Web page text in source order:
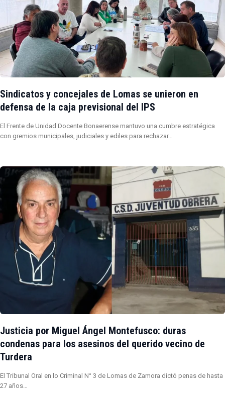
Sindicatos y concejales de Lomas se unieron en
defensa de la caja previsional del IPS
El Frente de Unidad Docente Bonaerense mantuvo una cumbre estratégica
con gremios municipales, judiciales y ediles para rechazar…
Justicia por Miguel Ángel Montefusco: duras
condenas para los asesinos del querido vecino de
Turdera
El Tribunal Oral en lo Criminal N° 3 de Lomas de Zamora dictó penas de hasta
27 años…